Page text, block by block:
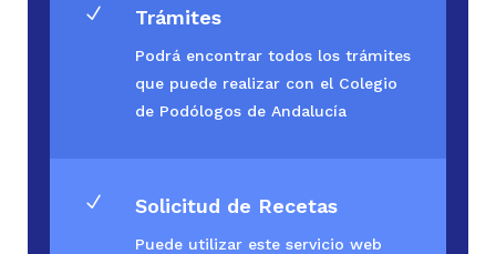
N Trámites
Podrá encontrar todos los trámites
que puede realizar con el Colegio
de Podólogos de Andalucía
N Solicitud de Recetas
Puede utilizar este servicio web